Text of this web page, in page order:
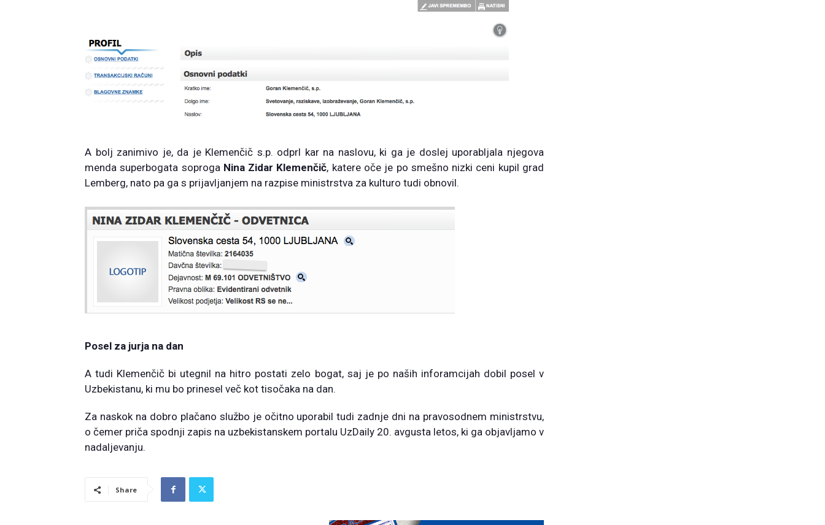
A bolj zanimivo je, da je Klemenčič s.p. odprl kar na naslovu, ki ga je doslej uporabljala njegova
menda superbogata soproga Nina Zidar Klemenčič, katere oče je po smešno nizki ceni kupil grad
Lemberg, nato pa ga s prijavljanjem na razpise ministrstva za kulturo tudi obnovil.
Posel za jurja na dan
A tudi Klemenčič bi utegnil na hitro postati zelo bogat, saj je po naših inforamcijah dobil posel v
Uzbekistanu, ki mu bo prinesel več kot tisočaka na dan.
Za naskok na dobro plačano službo je očitno uporabil tudi zadnje dni na pravosodnem ministrstvu,
o čemer priča spodnji zapis na uzbekistanskem portalu UzDaily 20. avgusta letos, ki ga objavljamo v
nadaljevanju.
Share